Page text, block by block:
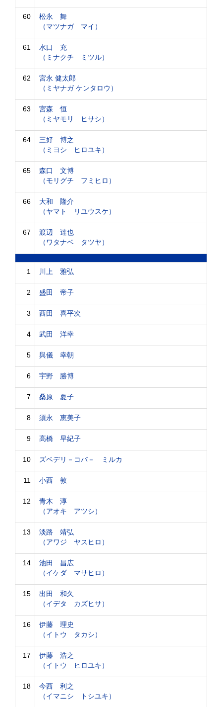
60
松永 舞
（マツナガ マイ）
61
水口 充
（ミナクチ ミツル）
62
宮永 健太郎
（ミヤナガ ケンタロウ）
63
宮森 恒
（ミヤモリ ヒサシ）
64
三好 博之
（ミヨシ ヒロユキ）
65
森口 文博
（モリグチ フミヒロ）
66
大和 隆介
（ヤマト リユウスケ）
67
渡辺 達也
（ワタナベ タツヤ）
1 川上 雅弘
2 盛田 帝子
3 西田 喜平次
4 武田 洋幸
5 與儀 幸朝
6 宇野 勝博
7 桑原 夏子
8 須永 恵美子
9 高橋 早紀子
10 ズベデリ－コバ－ ミルカ
11 小西 敦
12
青木 淳
（アオキ アツシ）
13
淡路 靖弘
（アワジ ヤスヒロ）
14
池田 昌広
（イケダ マサヒロ）
15
出田 和久
（イデタ カズヒサ）
16
伊藤 理史
（イトウ タカシ）
17
伊藤 浩之
（イトウ ヒロユキ）
18
今西 利之
（イマニシ トシユキ）